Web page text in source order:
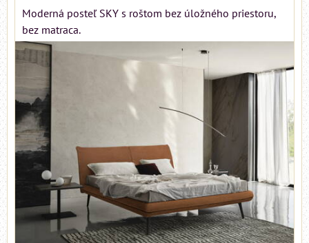
Moderná posteľ SKY s roštom bez úložného priestoru,
bez matraca.